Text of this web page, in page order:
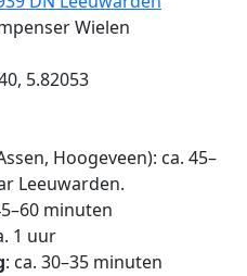
Wielen
5.82053
Hoogeveen): ca. 45–
Leeuwarden.
minuten
1 uur
: ca. 30–35 minuten